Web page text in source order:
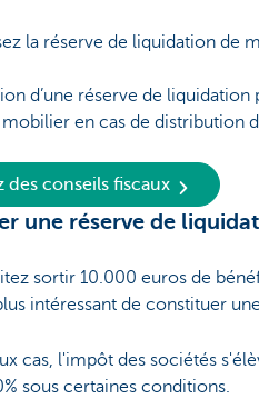
la réserve de liquidation de
d’une réserve de
en cas de distribution
des conseils fiscaux
une réserve de
sortir 10.000 euros de
intéressant de constituer
cas, l'impôt des sociétés
sous certaines conditions.